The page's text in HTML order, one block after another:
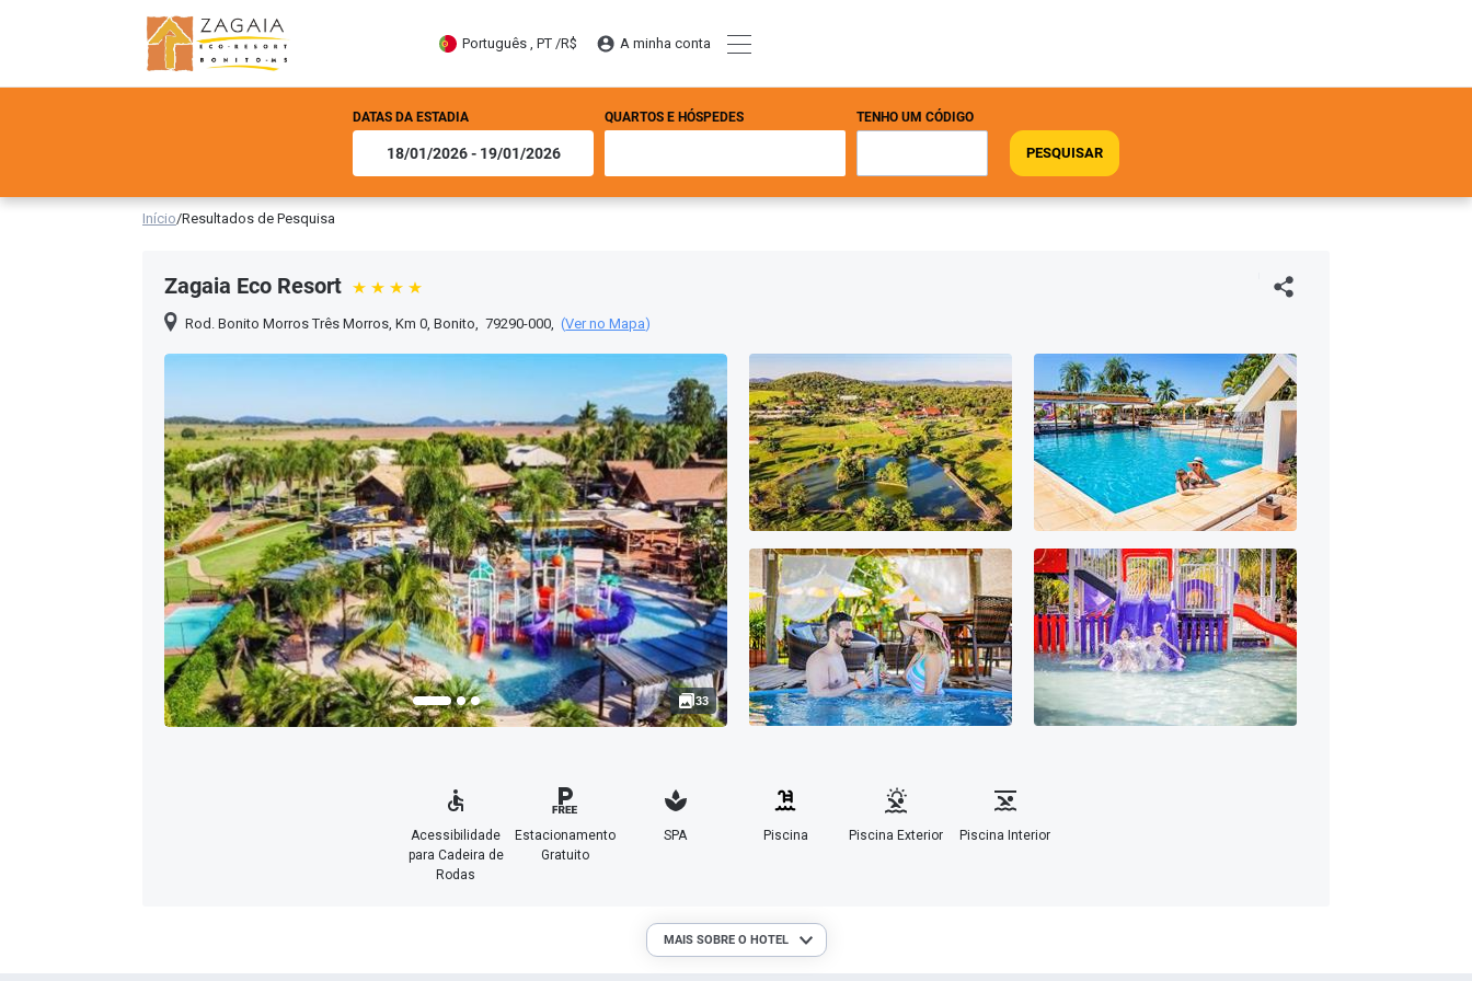
Português , PT /R$ A minha conta
DATAS DA ESTADIA QUARTOS E HÓSPEDES TENHO UM CÓDIGO
PESQUISAR
Início/Resultados de Pesquisa
Zagaia Eco Resort
Rod. Bonito Morros Três Morros, Km 0,Bonito, 79290-000, (Ver no Mapa)
33
Acessibilidade
para Cadeira de
Rodas
Estacionamento
Gratuito
SPA Piscina Piscina Exterior Piscina Interior
MAIS SOBRE O HOTEL